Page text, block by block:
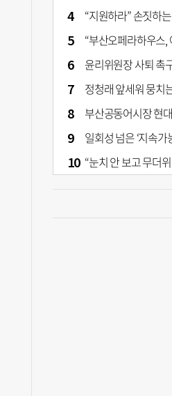
“지원하라” 손짓하는 중수청… “
“부산오페라하우스, 아시아 대
윤리위원장 사퇴 촉구한 조경태
정청래 앞세워 뭉치는 부산 친노…전대 결
부산공동어시장 현대화 사업
일회성 넘은 ‘지속가능한 문화 도시’ 원동
“눈치 안 보고 무더위 피하세요